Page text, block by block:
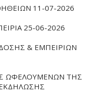
11-07-2026
25-06-2026
& ΕΜΠΕΙΡΙΩΝ
ΩΦΕΛΟΥΜΕΝΩΝ ΤΗΣ